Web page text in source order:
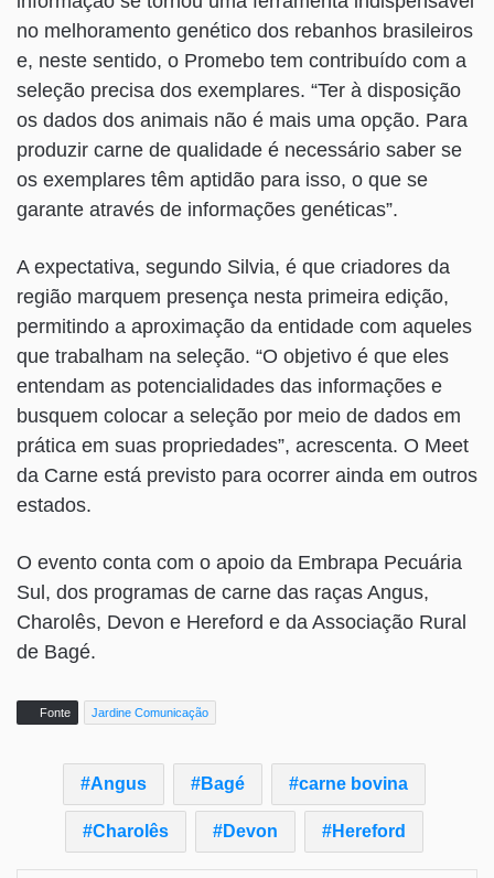
no melhoramento genético dos rebanhos brasileiros
e, neste sentido, o Promebo tem contribuído com a
seleção precisa dos exemplares. “Ter à disposição
os dados dos animais não é mais uma opção. Para
produzir carne de qualidade é necessário saber se
os exemplares têm aptidão para isso, o que se
garante através de informações genéticas”.
A expectativa, segundo Silvia, é que criadores da
região marquem presença nesta primeira edição,
permitindo a aproximação da entidade com aqueles
que trabalham na seleção. “O objetivo é que eles
entendam as potencialidades das informações e
busquem colocar a seleção por meio de dados em
prática em suas propriedades”, acrescenta. O Meet
da Carne está previsto para ocorrer ainda em outros
estados.
O evento conta com o apoio da Embrapa Pecuária
Sul, dos programas de carne das raças Angus,
Charolês, Devon e Hereford e da Associação Rural
de Bagé.
Fonte Jardine Comunicação
Angus Bagé carne bovina
Charolês Devon Hereford